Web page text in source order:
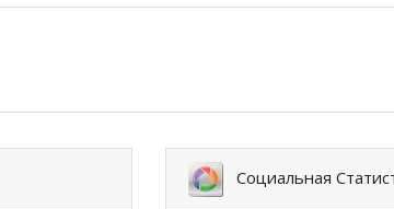
Социальная